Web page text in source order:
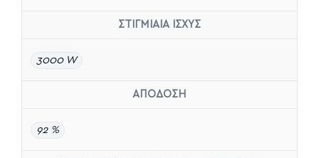
ΣΤΙΓΜΙΑΙΑ ΙΣΧΥΣ
3000 W
ΑΠΟΔΟΣΗ
92 %